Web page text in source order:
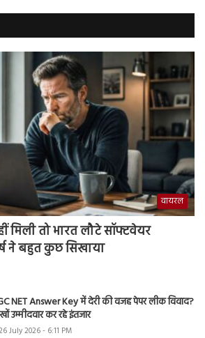
वायरल
मिली तो भारत लौटे सॉफ्टवेयर
ने बहुत कुछ सिखाया
NET Answer Key में देरी की वजह पेपर लीक विवाद?
उम्मीदवार कर रहे इंतजार
July 2026 - 6:11 PM